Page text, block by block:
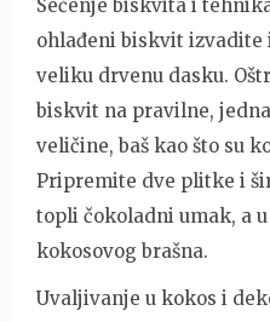
Sečenje biskvita i
ohlađeni biskvit izvadite
veliku drvenu dasku.
biskvit na pravilne,
veličine, baš kao što su
Pripremite dve plitke i
topli čokoladni umak, a
kokosovog brašna.
Uvaljivanje u kokos i